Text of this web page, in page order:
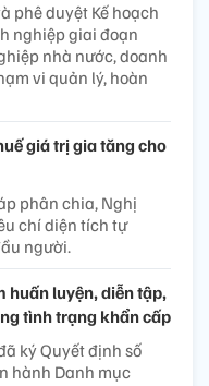
phê duyệt Kế hoạch
nghiệp giai đoạn
nhà nước, doanh
vi quản lý, hoàn
giá trị gia tăng cho
phân chia, Nghị
chí diện tích tự
người.
huấn luyện, diễn tập,
tình trạng khẩn cấp
ký Quyết định số
hành Danh mục